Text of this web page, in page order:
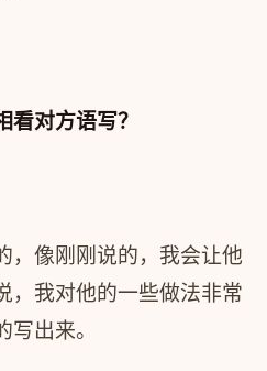
对方语写？‍‍
，‍‍像刚刚说的，我会让他
，我对他的一些做法非常
出来。